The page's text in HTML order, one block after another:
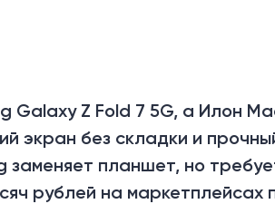
Galaxy Z Fold 7 5G, а Илон
экран без складки и
планшет, но
рублей на маркетплейсах